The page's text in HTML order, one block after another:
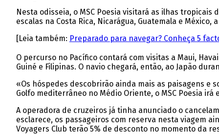
Nesta odisseia, o MSC Poesia visitará as ilhas tropicais
escalas na Costa Rica, Nicarágua, Guatemala e México,
[Leia também: Preparado para navegar? Conheça 5
O percurso no Pacífico contará com visitas a Maui,
Guiné e Filipinas. O navio chegará, então, ao Japão
«Os hóspedes descobrirão ainda mais as paisagens e
Golfo mediterrâneo no Médio Oriente, o MSC Poesia
A operadora de cruzeiros já tinha anunciado o
esclarece, os passageiros com reserva nesta viagem
Voyagers Club terão 5% de desconto no momento da